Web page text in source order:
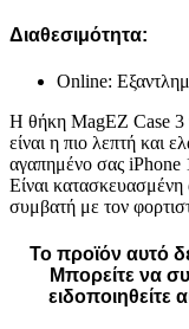
Διαθεσιμότητα:
Online:
Η θήκη MagEZ Case
είναι η πιο λεπτή και
αγαπημένο σας iPhone
Είναι κατασκευασμένη
συμβατή με τον
Το προϊόν αυτό
Mπορείτε να
ειδοποιηθείτε